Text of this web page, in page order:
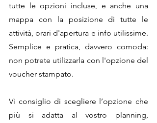
tutte le opzioni incluse, e anche una
mappa con la posizione di tutte le
attività, orari d'apertura e info utilissime.
Semplice e pratica, davvero comoda:
non potrete utilizzarla con l'opzione del
voucher stampato.
Vi consiglio di scegliere l’opzione che
più si adatta al vostro planning,